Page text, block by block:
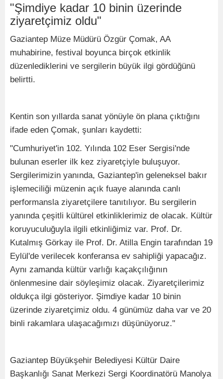
"Şimdiye kadar 10 binin üzerinde
ziyaretçimiz oldu"
Gaziantep Müze Müdürü Özgür Çomak, AA
muhabirine, festival boyunca birçok etkinlik
düzenlediklerini ve sergilerin büyük ilgi gördüğünü
belirtti.
Kentin son yıllarda sanat yönüyle ön plana çıktığını
ifade eden Çomak, şunları kaydetti:
"Cumhuriyet'in 102. Yılında 102 Eser Sergisi'nde
bulunan eserler ilk kez ziyaretçiyle buluşuyor.
Sergilerimizin yanında, Gaziantep'in geleneksel bakır
işlemeciliği müzenin açık fuaye alanında canlı
performansla ziyaretçilere tanıtılıyor. Bu sergilerin
yanında çeşitli kültürel etkinliklerimiz de olacak. Kültür
koruyuculuğuyla ilgili etkinliğimiz var. Prof. Dr.
Kutalmış Görkay ile Prof. Dr. Atilla Engin tarafından 19
Eylül'de verilecek konferansa ev sahipliği yapacağız.
Aynı zamanda kültür varlığı kaçakçılığının
önlenmesine dair söyleşimiz olacak. Ziyaretçilerimiz
oldukça ilgi gösteriyor. Şimdiye kadar 10 binin
üzerinde ziyaretçimiz oldu. 4 günümüz daha var ve 20
binli rakamlara ulaşacağımızı düşünüyoruz."
Gaziantep Büyükşehir Belediyesi Kültür Daire
Başkanlığı Sanat Merkezi Sergi Koordinatörü Manolya